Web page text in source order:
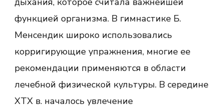
функцией организма. В гимнастике Б.
Менсендик широко использовались
корригирующие упражнения, многие ее
рекомендации применяются в области
лечебной физической культуры. В середине
ХТХ в. началось увлечение